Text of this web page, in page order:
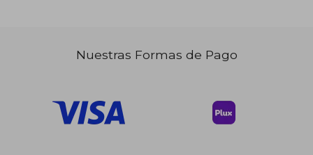
Nuestras Formas de Pago